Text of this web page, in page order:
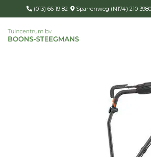
(013) 66 19 82 Sparrenweg (N174) 210